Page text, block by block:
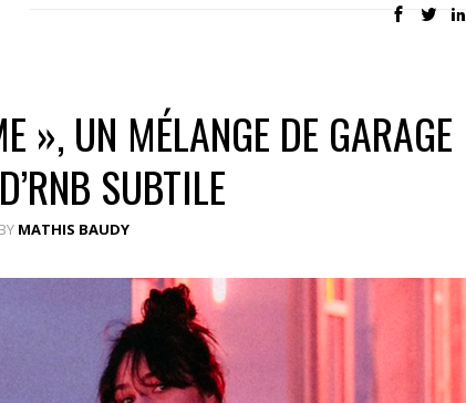
», UN MÉLANGE DE GARAGE
SUBTILE
BY MATHIS BAUDY